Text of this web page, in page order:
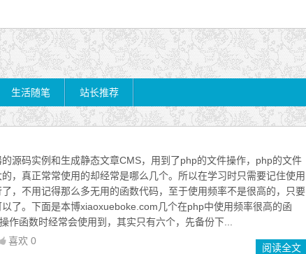
生活随笔 站长推荐
源码实例和生成静态文章CMS，用到了php的文件操作，php的文件
，真正常常使用的却经常是哪么几个。所以在学习时只需要记住使用
，不用记得那么多无用的函数代码，至于使用频率不是很高的，只要
了。下面是本博xiaoxueboke.com几个在php中使用频率很高的函
作函数时经常会使用到，其实只有六个，先备份下...
喜欢 0
阅读全文